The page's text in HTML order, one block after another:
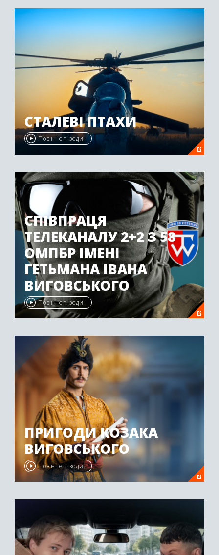
СТАЛЕВІ ПТАХИ
Повні епізоди
СПІВПРАЦЯ
ТЕЛЕКАНАЛУ 2+2 З 58
ОМПБР ІМЕНІ
ГЕТЬМАНА ІВАНА
ВИГОВСЬКОГО
Повні епізоди
ПРИГОДИ КОЗАКА
ВИГОВСЬКОГО
Повні епізоди